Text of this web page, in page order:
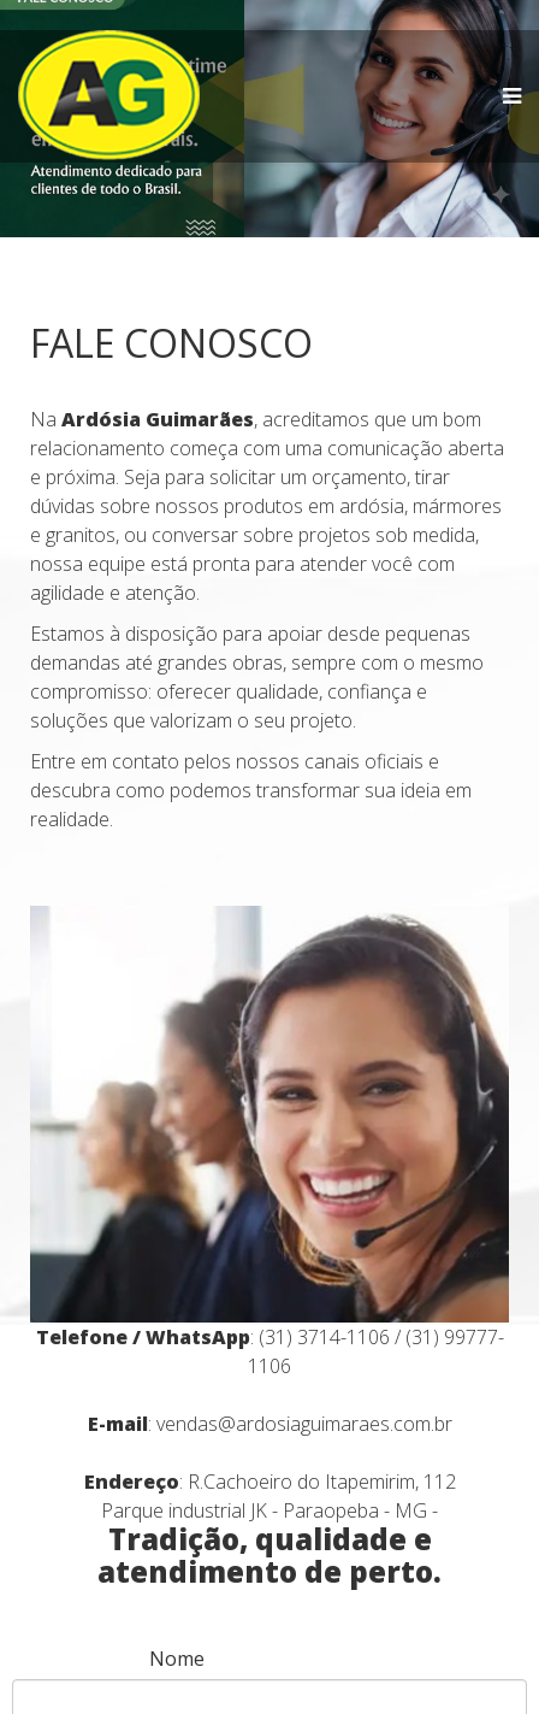
FALE CONOSCO
Na Ardósia Guimarães, acreditamos que um bom
relacionamento começa com uma comunicação aberta
e próxima. Seja para solicitar um orçamento, tirar
dúvidas sobre nossos produtos em ardósia, mármores
e granitos, ou conversar sobre projetos sob medida,
nossa equipe está pronta para atender você com
agilidade e atenção.
Estamos à disposição para apoiar desde pequenas
demandas até grandes obras, sempre com o mesmo
compromisso: oferecer qualidade, confiança e
soluções que valorizam o seu projeto.
Entre em contato pelos nossos canais oficiais e
descubra como podemos transformar sua ideia em
realidade.
Telefone / WhatsApp: (31) 3714-1106 / (31) 99777-
1106
E-mail: vendas@ardosiaguimaraes.com.br
Endereço: R.Cachoeiro do Itapemirim, 112
Parque industrial JK - Paraopeba - MG -
Tradição, qualidade e
atendimento de perto.
Nome